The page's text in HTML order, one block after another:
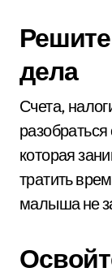
дела
Счета,
которая
тратить
малыша не